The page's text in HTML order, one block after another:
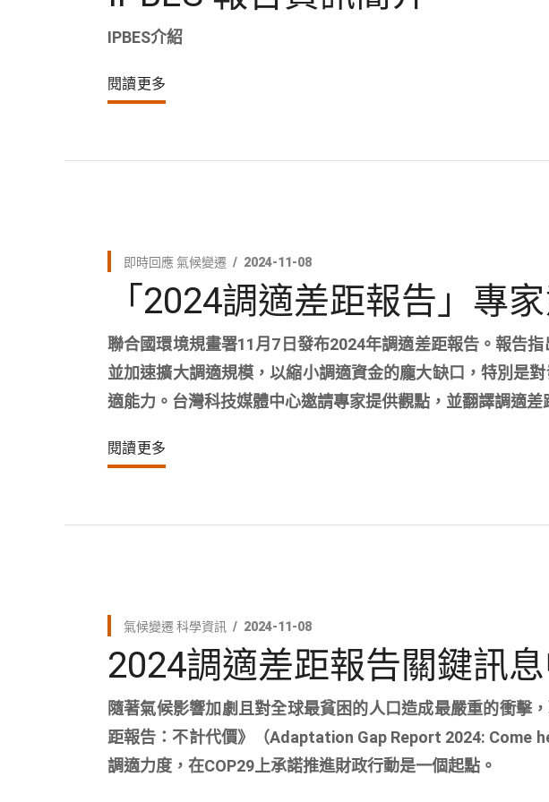
IPBES介紹
閱讀更多
即時回應氣候變遷 2024-11-08
「2024調適差距報告」專
聯合國環境規畫署11月7日發布2024年調適差距報告。報告
並加速擴大調適規模，以縮小調適資金的龐大缺口，特別是
適能力。台灣科技媒體中心邀請專家提供觀點，並翻譯調適差
閱讀更多
氣候變遷 科學資訊 2024-11-08
2024調適差距報告關鍵訊
隨著氣候影響加劇且對全球最貧困的人口造成最嚴重的衝擊
距報告：不計代價》（Adaptation Gap Report 2024: Come
調適力度，在COP29上承諾推進財政行動是一個起點。